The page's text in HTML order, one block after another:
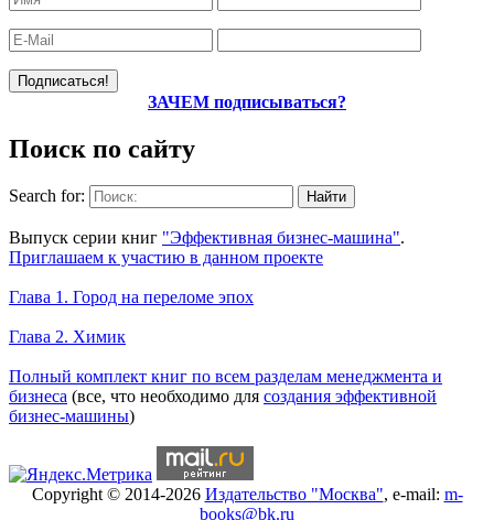
ЗАЧЕМ подписываться?
Поиск по сайту
Search for:
Выпуск серии книг "Эффективная бизнес-машина".
Приглашаем к участию в данном проекте
Глава 1. Город на переломе эпох
Глава 2. Химик
Полный комплект книг по всем разделам менеджмента и
бизнеса (все, что необходимо для создания эффективной
бизнес-машины)
Copyright © 2014-2026 Издательство "Москва", e-mail: m-
books@bk.ru